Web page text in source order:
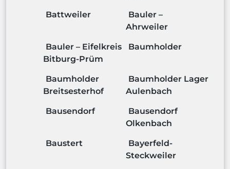
Battweiler
Bauler –
Ahrweiler
Bauler – Eifelkreis
Bitburg-Prüm
Baumholder
Baumholder
Breitsesterhof
Baumholder Lager
Aulenbach
Bausendorf
Bausendorf
Olkenbach
Baustert
Bayerfeld-
Steckweiler